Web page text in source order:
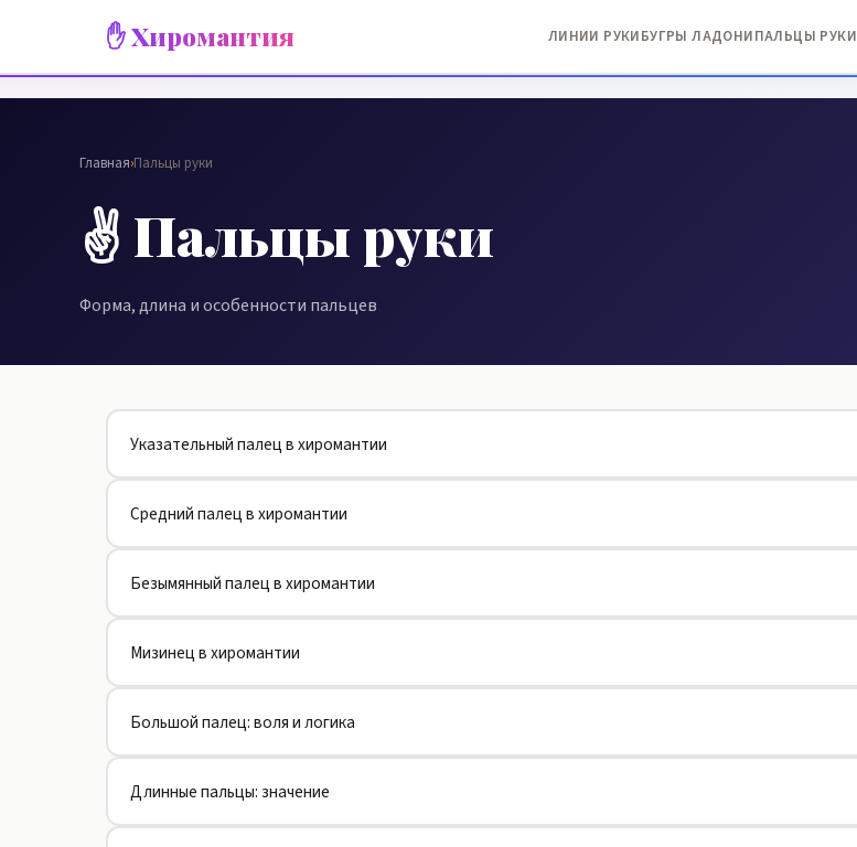
✋ Хиромантия ЛИНИИ РУКИБУГРЫ ЛАДОНИПАЛЬЦЫ РУКИ
Главная›Пальцы руки
✌️ Пальцы руки
Форма, длина и особенности пальцев
Указательный палец в хиромантии
Средний палец в хиромантии
Безымянный палец в хиромантии
Мизинец в хиромантии
Большой палец: воля и логика
Длинные пальцы: значение